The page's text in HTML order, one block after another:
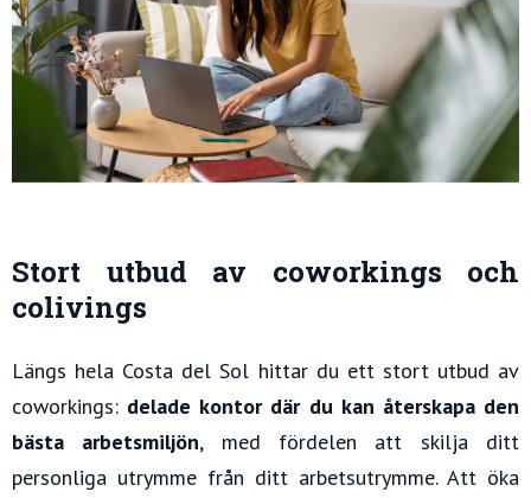
Stort utbud av coworkings och
colivings
Längs hela Costa del Sol hittar du ett stort utbud av
coworkings: delade kontor där du kan återskapa den
bästa arbetsmiljön, med fördelen att skilja ditt
personliga utrymme från ditt arbetsutrymme. Att öka